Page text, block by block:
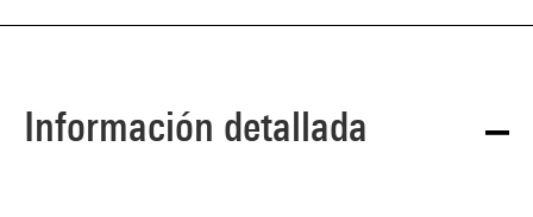
Información detallada